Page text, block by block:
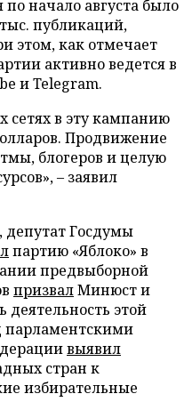
начало августа было
публикаций,
этом, как отмечает
активно ведется в
и Telegram.
сетях в эту кампанию
Продвижение
блогеров и целую
– заявил
депутат Госдумы
партию «Яблоко» в
предвыборной
призвалМинюст и
деятельность этой
парламентскими
выявил
стран к
избирательные